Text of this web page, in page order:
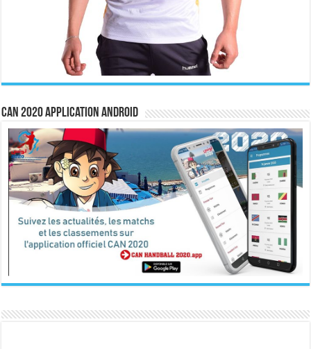
CAN 2020 Application Android